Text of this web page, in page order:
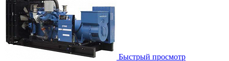
Быстрый просмотр